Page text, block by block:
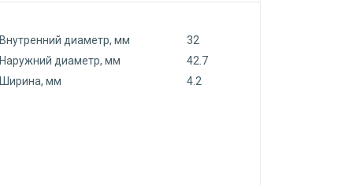
Внутренний диаметр, мм
32
Наружний диаметр, мм
42.7
Ширина, мм
4.2